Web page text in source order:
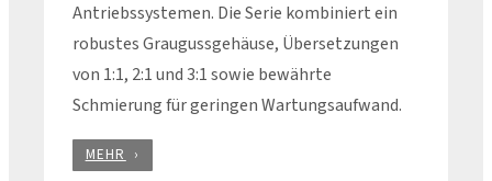
Antriebssystemen. Die Serie kombiniert ein
robustes Graugussgehäuse, Übersetzungen
von 1:1, 2:1 und 3:1 sowie bewährte
Schmierung für geringen Wartungsaufwand.
MEHR